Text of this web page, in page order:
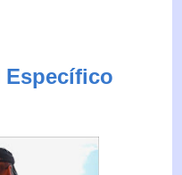
Específico